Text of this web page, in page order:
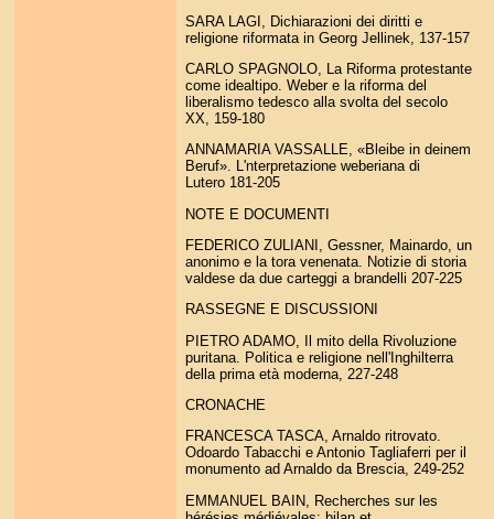
SARA LAGI, Dichiarazioni dei diritti e
religione riformata in Georg Jellinek, 137-157
CARLO SPAGNOLO, La Riforma protestante
come idealtipo. Weber e la riforma del
liberalismo tedesco alla svolta del secolo
XX, 159-180
ANNAMARIA VASSALLE, «Bleibe in deinem
Beruf». L'nterpretazione weberiana di
Lutero 181-205
NOTE E DOCUMENTI
FEDERICO ZULIANI, Gessner, Mainardo, un
anonimo e la tora venenata. Notizie di storia
valdese da due carteggi a brandelli 207-225
RASSEGNE E DISCUSSIONI
PIETRO ADAMO, Il mito della Rivoluzione
puritana. Politica e religione nell'Inghilterra
della prima età moderna, 227-248
CRONACHE
FRANCESCA TASCA, Arnaldo ritrovato.
Odoardo Tabacchi e Antonio Tagliaferri per il
monumento ad Arnaldo da Brescia, 249-252
EMMANUEL BAIN, Recherches sur les